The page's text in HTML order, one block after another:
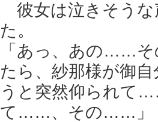
彼女は泣きそうな
た。
「あっ、あの……
たら、紗那様が御
うと突然仰られて
て……、その……」